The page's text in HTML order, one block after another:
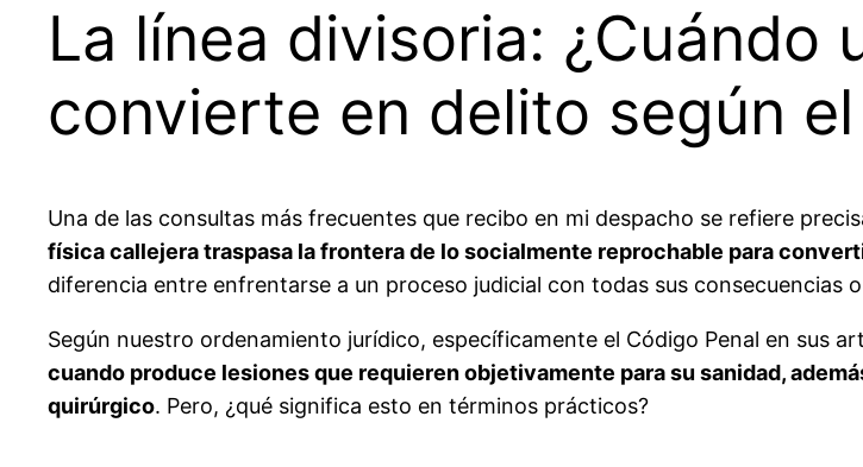
La línea divisoria: ¿Cuándo
convierte en delito según
Una de las consultas más frecuentes que recibo en mi despacho se refiere
física callejera traspasa la frontera de lo socialmente reprochable para
diferencia entre enfrentarse a un proceso judicial con todas sus consecuencias
Según nuestro ordenamiento jurídico, específicamente el Código Penal en sus
cuando produce lesiones que requieren objetivamente para su sanidad,
quirúrgico. Pero, ¿qué significa esto en términos prácticos?